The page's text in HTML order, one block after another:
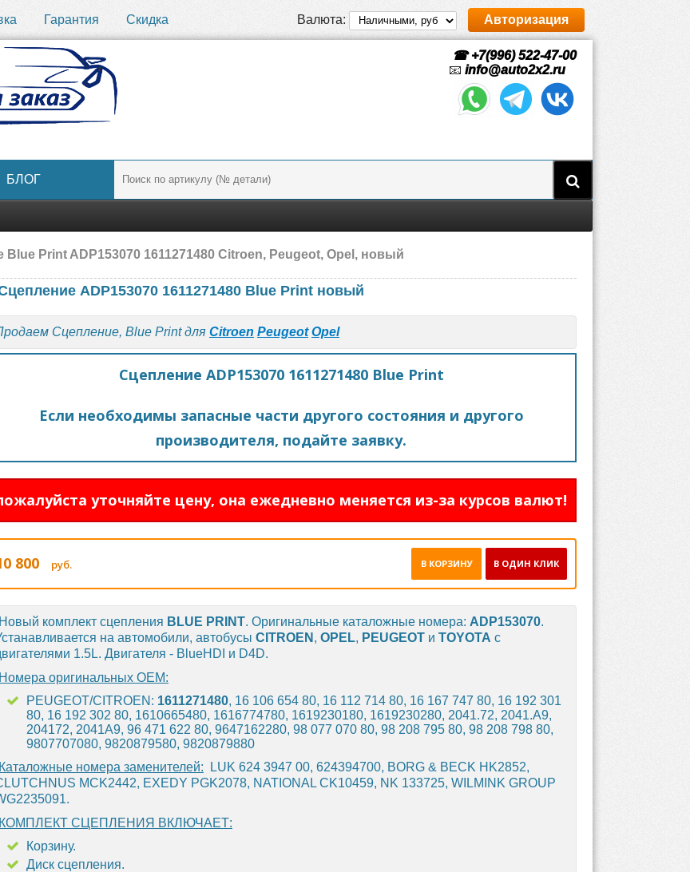
Гарантия Скидка Валюта: Авторизация
☎ +7(996) 522-47-00
📧 info@auto2x2.ru
БЛОГ
Blue Print ADP153070 1611271480 Citroen, Peugeot, Opel, новый
ADP153070 1611271480 Blue Print новый
Сцепление, Blue Print для Citroen Peugeot Opel
Сцепление ADP153070 1611271480 Blue Print
Если необходимы запасные части другого состояния и другого
производителя, подайте заявку.
уточняйте цену, она ежедневно меняется из-за курсов валют!
800 руб. В ОДИН КЛИК
В КОРЗИНУ
Новый комплект сцепления BLUE PRINT. Оригинальные каталожные номера: ADP153070.
на автомобили, автобусы CITROEN , OPEL, PEUGEOT и TOYOTA с
1.5L. Двигателя - BlueHDI и D4D.
Номера оригинальных OEM:
PEUGEOT/CITROEN: 1611271480, 16 106 654 80, 16 112 714 80, 16 167 747 80, 16 192 301
80, 16 192 302 80, 1610665480, 1616774780, 1619230180, 1619230280, 2041.72, 2041.A9,
204172, 2041A9, 96 471 622 80, 9647162280, 98 077 070 80, 98 208 795 80, 98 208 798 80,
9807707080, 9820879580, 9820879880
Каталожные номера заменителей: LUK 624 3947 00, 624394700, BORG & BECK HK2852,
MCK2442, EXEDY PGK2078, NATIONAL CK10459, NK 133725, WILMINK GROUP
КОМПЛЕКТ СЦЕПЛЕНИЯ ВКЛЮЧАЕТ:
Корзину.
Диск сцепления.